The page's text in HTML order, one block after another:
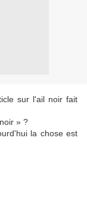
sur l'ail noir fait
» ?
la chose est